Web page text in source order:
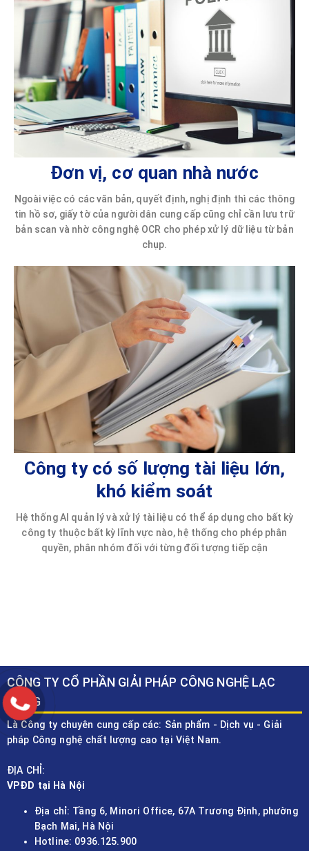
Đơn vị, cơ quan nhà nước
Ngoài việc có các văn bản, quyết định, nghị định thì các thông
tin hồ sơ, giấy tờ của người dân cung cấp cũng chỉ cần lưu trữ
bản scan và nhờ công nghệ OCR cho phép xử lý dữ liệu từ bản
chụp.
Công ty có số lượng tài liệu lớn,
khó kiểm soát
Hệ thống AI quản lý và xử lý tài liệu có thể áp dụng cho bất kỳ
công ty thuộc bất kỳ lĩnh vực nào, hệ thống cho phép phân
quyền, phân nhóm đối với từng đối tượng tiếp cận
CÔNG TY CỔ PHẦN GIẢI PHÁP CÔNG NGHỆ LẠC
HỒNG
Là Công ty chuyên cung cấp các: Sản phẩm - Dịch vụ - Giải
pháp Công nghệ chất lượng cao tại Việt Nam.
ĐỊA CHỈ:
VPĐD tại Hà Nội
Địa chỉ: Tầng 6, Minori Office, 67A Trương Định, phường
Bạch Mai, Hà Nội
Hotline: 0936.125.900